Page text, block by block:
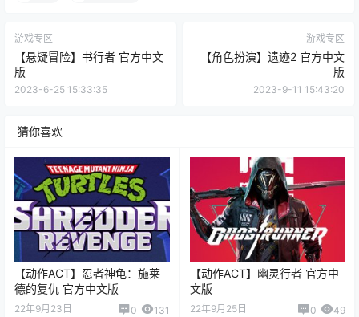
游戏专区
【悬疑冒险】书行者 官方中文
版
2023-6-25 15:33:35
游戏专区
【角色扮演】遗迹2 官方中文
版
2023-9-11 15:43:20
猜你喜欢
【动作ACT】忍者神龟：施莱
德的复仇 官方中文版
22年9月23日 0 131
【动作ACT】幽灵行者 官方中
文版
22年9月25日 0 49